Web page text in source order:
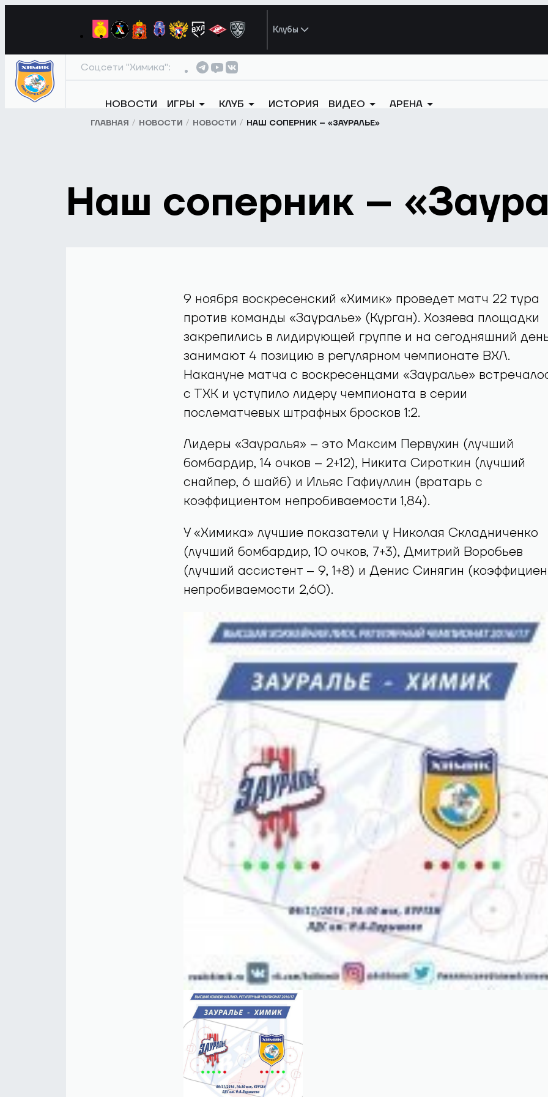
Клубы
Соцсети "Химика":
НОВОСТИ ИГРЫ КЛУБ ИСТОРИЯ ВИДЕО АРЕНА
ГЛАВНАЯ НОВОСТИ НОВОСТИ НАШ СОПЕРНИК – «ЗАУРАЛЬЕ»
Наш соперник –
9 ноября воскресенский «Химик» проведет матч 22 тура
против команды «Зауралье» (Курган). Хозяева площадки
закрепились в лидирующей группе и на сегодняшний
занимают 4 позицию в регулярном чемпионате ВХЛ.
Накануне матча с воскресенцами «Зауралье»
с ТХК и уступило лидеру чемпионата в серии
послематчевых штрафных бросков 1:2.
Лидеры «Зауралья» – это Максим Первухин (лучший
бомбардир, 14 очков – 2+12), Никита Сироткин (лучший
снайпер, 6 шайб) и Ильяс Гафиуллин (вратарь с
коэффициентом непробиваемости 1,84).
У «Химика» лучшие показатели у Николая Складниченко
(лучший бомбардир, 10 очков, 7+3), Дмитрий Воробьев
(лучший ассистент – 9, 1+8) и Денис Синягин
непробиваемости 2,60).